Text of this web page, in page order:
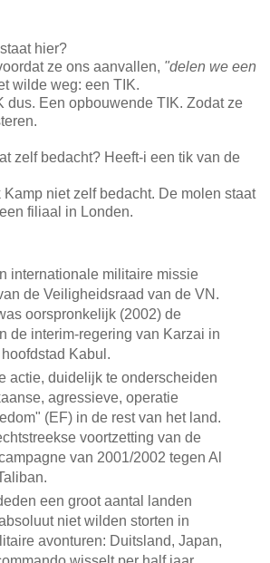
hier?
ze ons aanvallen, "delen we een
wilde weg: een TIK.
dus. Een opbouwende TIK. Zodat ze
zelf bedacht? Heeft-i een tik van de
Kamp niet zelf bedacht. De molen staat
filiaal in Londen.
internationale militaire missie
de Veiligheidsraad van de VN.
oorspronkelijk (2002) de
de interim-regering van Karzai in
Kabul.
actie, duidelijk te onderscheiden
agressieve, operatie
(EF) in de rest van het land.
voortzetting van de
van 2001/2002 tegen Al
een groot aantal landen
niet wilden storten in
avonturen: Duitsland, Japan,